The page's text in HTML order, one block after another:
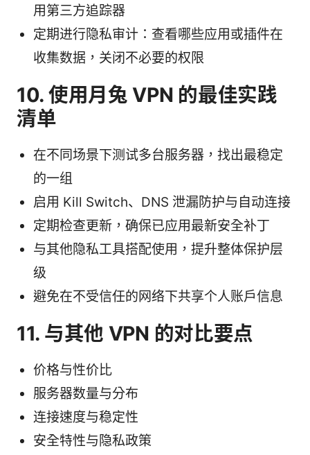
用第三方追踪器
定期进行隐私审计：查看哪些应用或插件在
收集数据，关闭不必要的权限
10. 使用月兔 VPN 的最佳实践
清单
在不同场景下测试多台服务器，找出最稳定
的一组
启用 Kill Switch、DNS 泄漏防护与自动连接
定期检查更新，确保已应用最新安全补丁
与其他隐私工具搭配使用，提升整体保护层
级
避免在不受信任的网络下共享个人账户信息
11. 与其他 VPN 的对比要点
价格与性价比
服务器数量与分布
连接速度与稳定性
安全特性与隐私政策